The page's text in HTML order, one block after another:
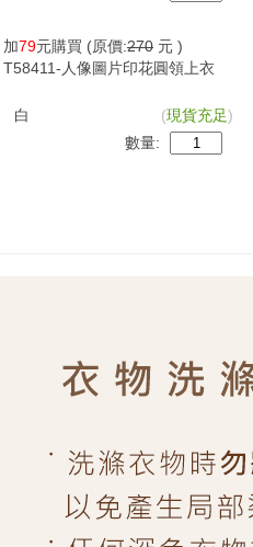
加79元購買 (原價:270 元 )
T58411-人像圖片印花圓領上衣
白 (現貨充足)
數量: